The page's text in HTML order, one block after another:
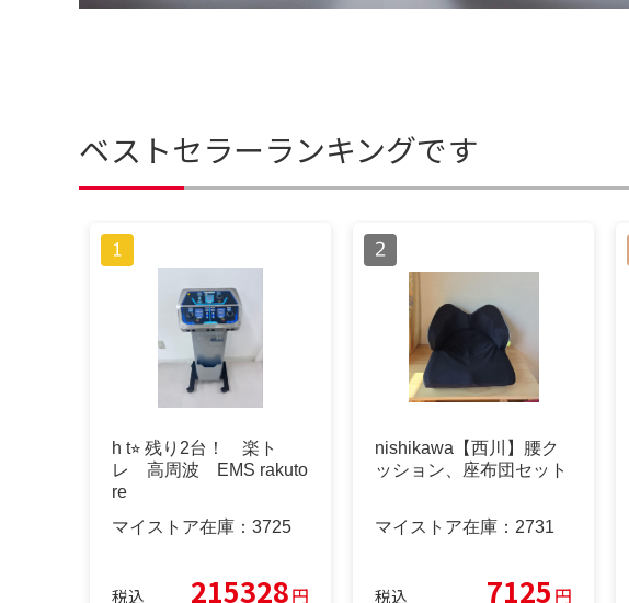
ベストセラーランキングです
h t⭐︎ 残り2台！ 楽ト
レ 高周波 EMS rakuto
re
マイストア在庫： 3725
税込 215328円
nishikawa【西川】腰ク
ッション、座布団セット
マイストア在庫： 2731
税込 7125 円